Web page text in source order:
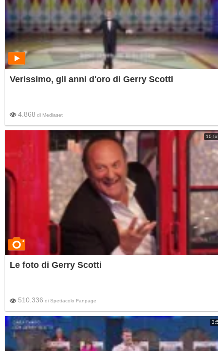
Verissimo, gli anni d'oro di Gerry Scotti
4.868 di Mediaset
10
Le foto di Gerry Scotti
510.336 di Spettacolo Fanpage